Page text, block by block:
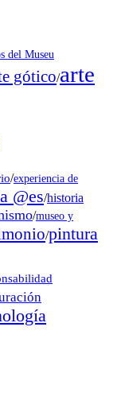
del Museu
gótico/arte
/experiencia de
@es/historia
/museo y
/pintura